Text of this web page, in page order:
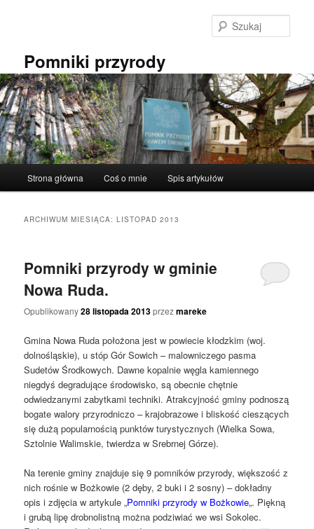
Pomniki przyrody
Strona główna Coś o mnie Spis artykułów
ARCHIWUM MIESIĄCA:LISTOPAD 2013
Pomniki przyrody w gminie
Nowa Ruda.
Opublikowany28 listopada 2013przezmareke
Gmina Nowa Ruda położona jest w powiecie kłodzkim (woj.
dolnośląskie), u stóp Gór Sowich – malowniczego pasma
Sudetów Środkowych. Dawne kopalnie węgla kamiennego
niegdyś degradujące środowisko, są obecnie chętnie
odwiedzanymi zabytkami techniki. Atrakcyjność gminy podnoszą
bogate walory przyrodniczo – krajobrazowe i bliskość cieszących
się dużą popularnością punktów turystycznych (Wielka Sowa,
Sztolnie Walimskie, twierdza w Srebrnej Górze).
Na terenie gminy znajduje się 9 pomników przyrody, większość z
nich rośnie w Bożkowie (2 dęby, 2 buki i 2 sosny) – dokładny
opis i zdjęcia w artykule „Pomniki przyrody w Bożkowie„. Piękną
i grubą lipę drobnolistną można podziwiać we wsi Sokolec.